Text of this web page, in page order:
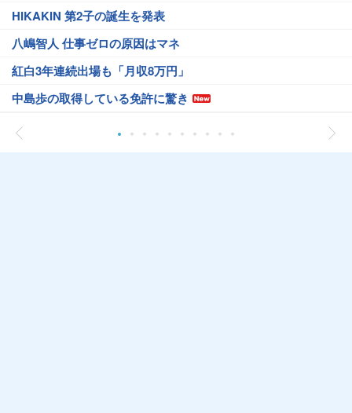
HIKAKIN 第2子の誕生を発表
八嶋智人 仕事ゼロの原因はマネ
紅白3年連続出場も「月収8万円」
中島歩の取得している免許に驚き